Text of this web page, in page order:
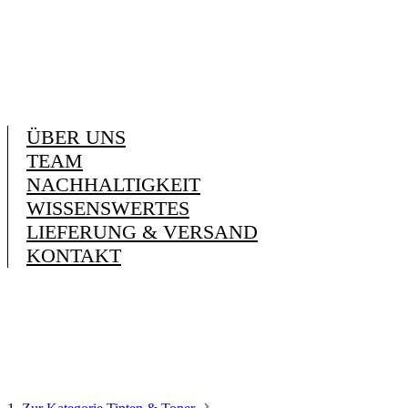
ÜBER UNS
TEAM
NACHHALTIGKEIT
WISSENSWERTES
LIEFERUNG & VERSAND
KONTAKT